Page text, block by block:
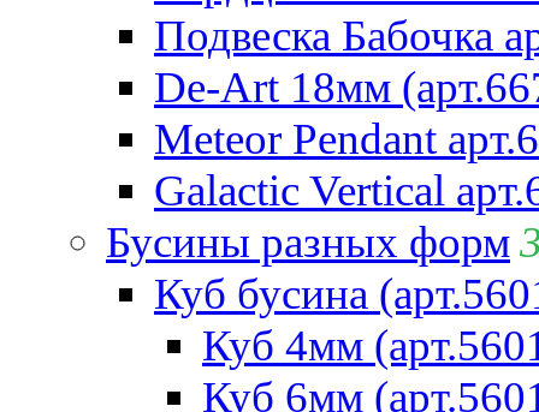
Подвеска Бабочка
De-Art 18мм
Meteor Pendant
Galactic Vertical
Бусины разных форм
Куб бусина
Куб 4мм
Куб 6мм